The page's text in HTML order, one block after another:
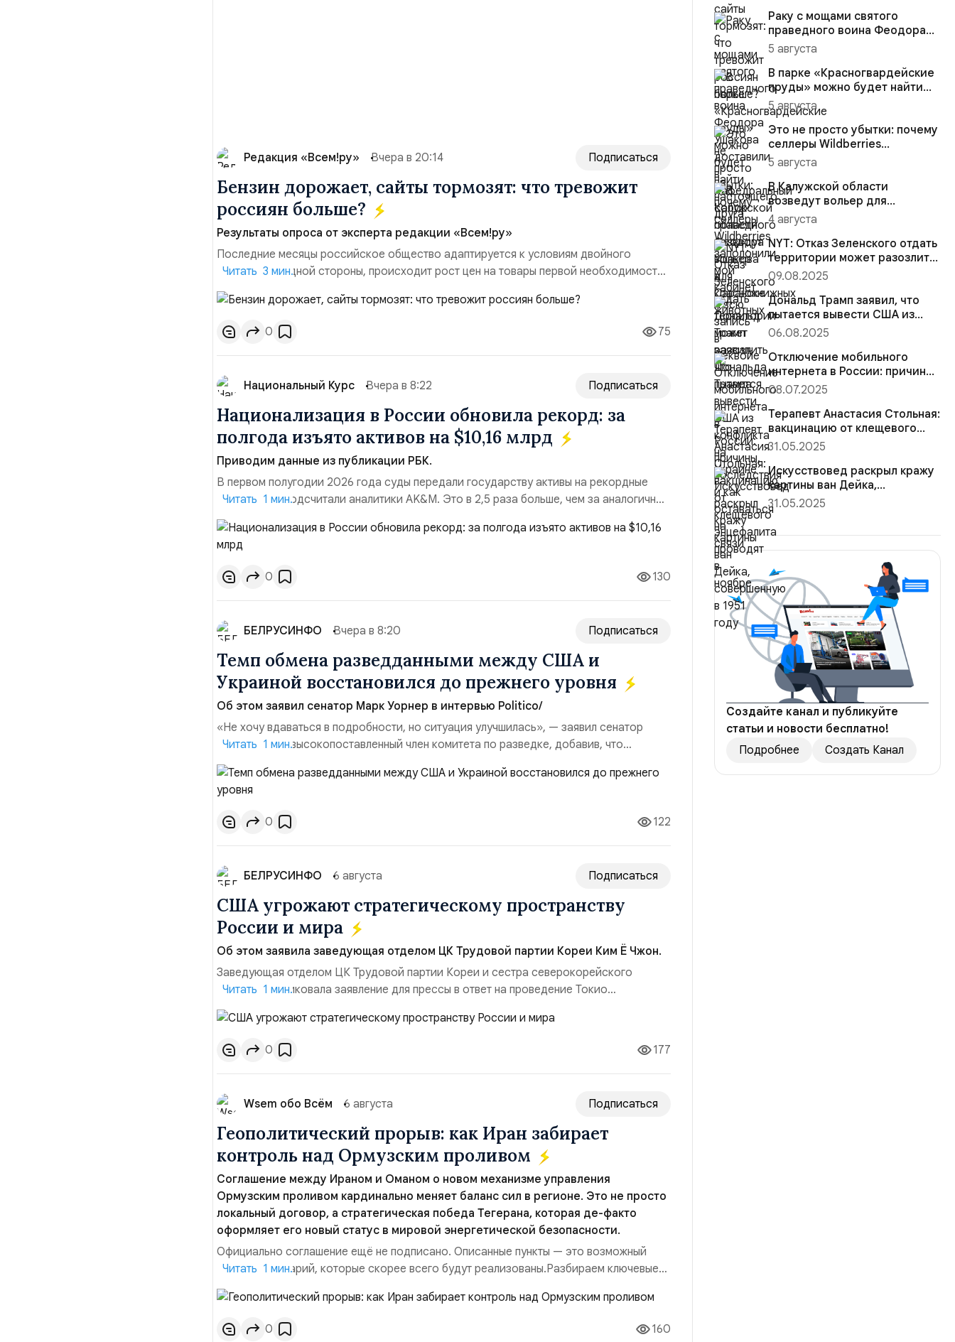
Редакция «Всем!ру» Вчера в 20:14 Подписаться
Бензин дорожает, сайты тормозят: что тревожит
россиян больше?
Результаты опроса от эксперта редакции «Всем!ру»
Последние месяцы российское общество адаптируется к условиям двойного
давления. С одной стороны, происходит рост цен на товары первой необходимости,
инфляция и локальные сбои в поставках бензина. А с другой – технологическая
турбулентность: перебои в работе интернета, блокировки сайтов, необходимость
осваивать VPN и российские платформы.Что из этого бье...
Читать 3 мин.
0 75
Национальный Курс Вчера в 8:22 Подписаться
Национализация в России обновила рекорд: за
полгода изъято активов на $10,16 млрд
Приводим данные из публикации РБК.
В первом полугодии 2026 года суды передали государству активы на рекордные
$10,16 млрд, подсчитали аналитики AK&M. Это в 2,5 раза больше, чем за аналогичный
период 2025 года ($3,95 млрд). Всего зафиксировано 15 национализационных
транзакций, которые обеспечили 42,2% денежного объёма всего российского рынка
слияний и поглощений. Крупнейшей ...
Читать 1 мин.
0 130
БЕЛРУСИНФО Вчера в 8:20 Подписаться
Темп обмена разведданными между США и
Украиной восстановился до прежнего уровня
Об этом заявил сенатор Марк Уорнер в интервью Politico/
«Не хочу вдаваться в подробности, но ситуация улучшилась», — заявил сенатор
Марк Уорнер, высокопоставленный член комитета по разведке, добавив, что
использование Украиной беспилотников и ракет большой дальности позволило ей
наносить удары вглубь российской территории и укрепило её
позиции.Сотрудничество со стороны США стало ключом к позитивному пов...
Читать 1 мин.
0 122
БЕЛРУСИНФО 6 августа Подписаться
США угрожают стратегическому пространству
России и мира
Об этом заявила заведующая отделом ЦК Трудовой партии Кореи Ким Ё Чжон.
Заведующая отделом ЦК Трудовой партии Кореи и сестра северокорейского
лидера опубликовала заявление для прессы в ответ на проведение Токио
совместных с флотом США запусков крылатых ракет Томагавк.«Япония отбросила
обманчивую видимость „исключительно оборонительной страны“ и выносит вопрос
о собственном ядерном вооружении на всеобщее обозрение, одновреме...
Читать 1 мин.
0 177
Wsem обо Всём 6 августа Подписаться
Геополитический прорыв: как Иран забирает
контроль над Ормузским проливом
Соглашение между Ираном и Оманом о новом механизме управления
Ормузским проливом кардинально меняет баланс сил в регионе. Это не просто
локальный договор, а стратегическая победа Тегерана, которая де-факто
оформляет его новый статус в мировой энергетической безопасности.
Официально соглашение ещё не подписано. Описанные пункты — это возможный
рабочий сценарий, которые скорее всего будут реализованы.Разбираем ключевые
тезисы и последствия этого соглашения:. 1. Новые доли контроля (75 на 25). Было:
Ранее Иран и Оман контролировали пролив на паритетных началах — 50/50. Стало:
Новое соглашение закрепляет за Ираном...
Читать 1 мин.
0 160
Раку с мощами святого
праведного воина Феодора
Ушакова доставили в
Кафедраль...
5 августа
В парке «Красногвардейские
пруды» можно будет найти
настоящего друга
5 августа
Это не просто убытки: почему
селлеры Wildberries
заполонили мой кабинет и
5 августа
В Калужской области
возведут вольер для
краснокнижных животных
4 августа
NYT: Отказ Зеленского отдать
территории может разозлить
Дональда Трампа
09.08.2025
Дональд Трамп заявил, что
пытается вывести США из
конфликта на Украине
06.08.2025
Отключение мобильного
интернета в России: причины,
последствия и как остават...
08.07.2025
Терапевт Анастасия Стольная:
вакцинацию от клещевого
энцефалита проводят в н...
31.05.2025
Искусствовед раскрыл кражу
картины ван Дейка,
совершенную в 1951 году
31.05.2025
Создайте канал и публикуйте
статьи и новости бесплатно!
Подробнее
Создать Канал